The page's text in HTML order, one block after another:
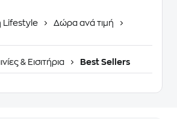
Lifestyle
Δώρα ανά τιμή
& Εισιτήρια Best Sellers